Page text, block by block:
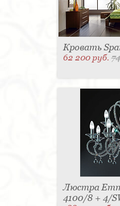
Кровать
62 200 руб.
Люстра
4100/8 + 4/